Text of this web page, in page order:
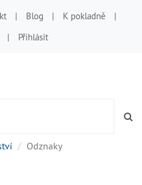
Blog
K pokladně
Přihlásit
Odznaky